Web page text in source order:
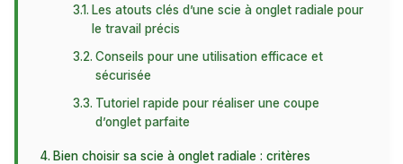
Les atouts clés d’une scie à onglet radiale pour
le travail précis
Conseils pour une utilisation efficace et
sécurisée
Tutoriel rapide pour réaliser une coupe
d’onglet parfaite
Bien choisir sa scie à onglet radiale : critères